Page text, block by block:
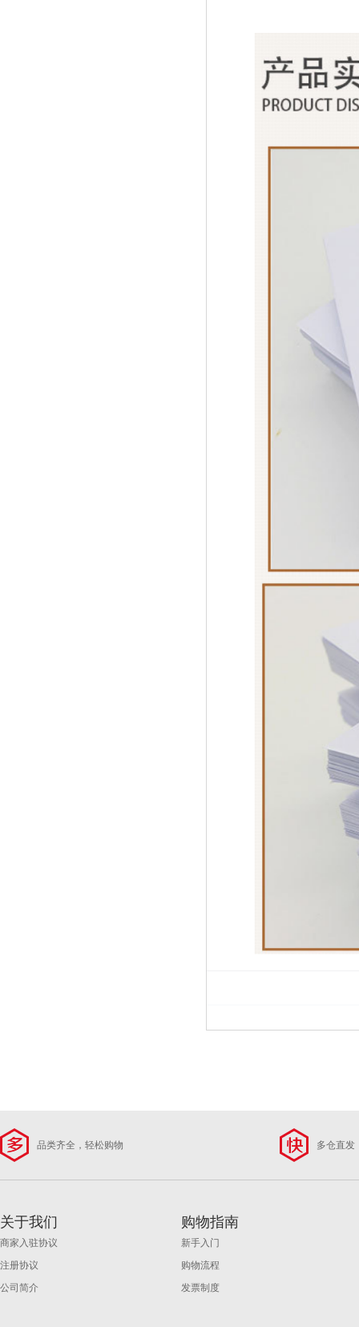
品类齐全，轻松购物 多仓直发
关于我们
商家入驻协议
注册协议
公司简介
购物指南
新手入门
购物流程
发票制度